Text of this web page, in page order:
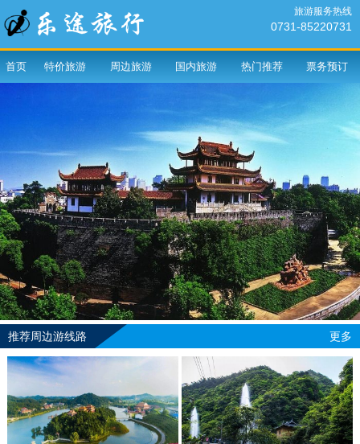
旅游服务热线
0731-85220731
首页 特价旅游 周边旅游 国内旅游 热门推荐 票务预订
推荐周边游线路 更多